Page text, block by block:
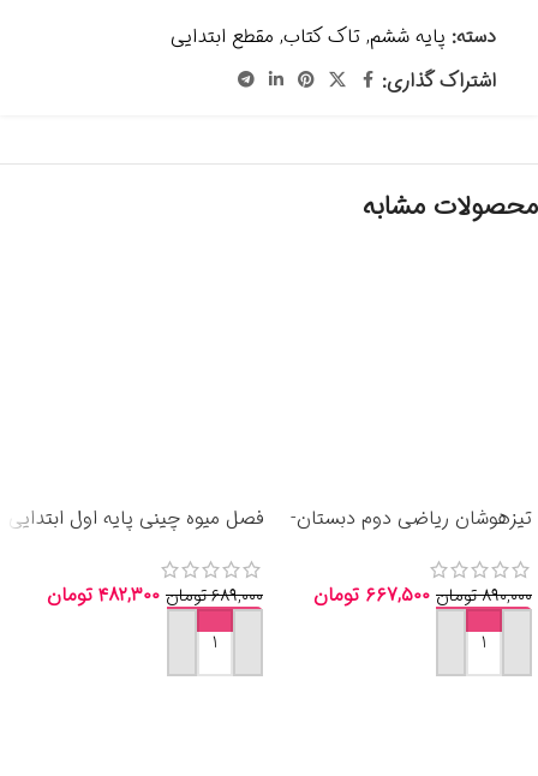
دسته: پایه ششم, تاک کتاب, مقطع ابتدایی
اشتراک گذاری:
محصولات مشابه
تیزهوشان ریاضی دوم دبستان-
۸۹۰,۰۰۰تومان ۶۶۷,۵۰۰ تومان
افزودن به سبد خرید
فصل میوه چینی پایه اول ابتدایی
۶۸۹,۰۰۰تومان ۴۸۲,۳۰۰ تومان
افزودن به سبد خرید